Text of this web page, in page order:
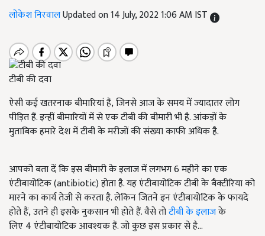
लोकेश निरवालUpdated on 14 July, 2022 1:06 AM IST
टीबी की दवा
ऐसी कई खतरनाक बीमारियां हैं, जिनसे आज के समय में ज्यादातर लोग
पीड़ित हैं. इन्हीं बीमारियों में से एक टीबी की बीमारी भी है. आंकड़ों के
मुताबिक हमारे देश में टीबी के मरीजों की संख्या काफी अधिक है.
आपको बता दें कि इस बीमारी के इलाज में लगभग 6महीने का एक
एंटीबायोटिक (antibiotic) होता है. यह एंटीबायोटिक टीबी के बैक्टीरिया को
मारने का कार्य तेजी से करता है. लेकिन जितने इन एंटीबायोटिक के फायदे
होते हैं, उतने ही इसके नुकसान भी होते हैं. वैसे तोटीबी के इलाजके
लिए 4एंटीबायोटिक आवश्यक हैं. जो कुछ इस प्रकार से है...